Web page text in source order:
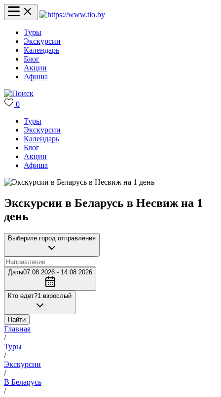
Туры
Экскурсии
Календарь
Блог
Акции
Афиша
0
Туры
Экскурсии
Календарь
Блог
Акции
Афиша
Экскурсии в Беларусь в Несвиж на 1
день
Выберите город отправления
Даты07.08.2026 - 14.08.2026
Кто едет?1 взрослый
Найти
Главная
/
Туры
/
Экскурсии
/
В Беларусь
/